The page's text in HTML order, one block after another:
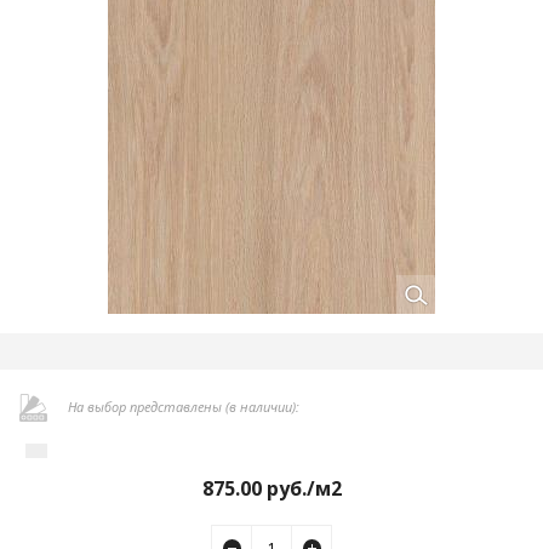
На выбор представлены (в наличии):
875.00руб./м2